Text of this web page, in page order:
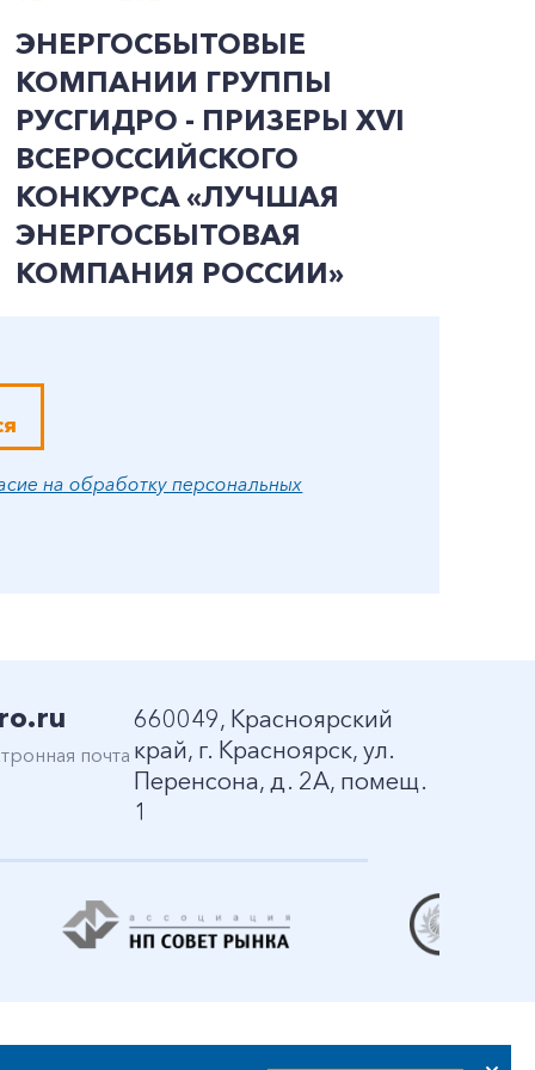
ЭНЕРГОСБЫТОВЫЕ
КОМПАНИИ ГРУППЫ
РУСГИДРО - ПРИЗЕРЫ ХVI
ВСЕРОССИЙСКОГО
КОНКУРСА «ЛУЧШАЯ
ЭНЕРГОСБЫТОВАЯ
КОМПАНИЯ РОССИИ»
на обработку персональных
почта
660049, Красноярский
край, г. Красноярск, ул.
Перенсона, д. 2А, помещ.
1